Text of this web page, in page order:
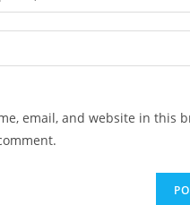
email, and website in this